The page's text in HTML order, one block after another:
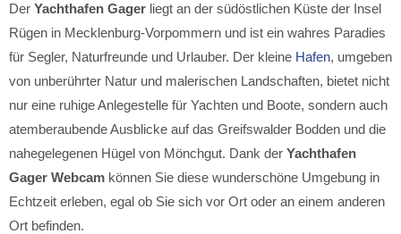
Der Yachthafen Gager liegt an der südöstlichen Küste der Insel
Rügen in Mecklenburg-Vorpommern und ist ein wahres Paradies
für Segler, Naturfreunde und Urlauber. Der kleine Hafen, umgeben
von unberührter Natur und malerischen Landschaften, bietet nicht
nur eine ruhige Anlegestelle für Yachten und Boote, sondern auch
atemberaubende Ausblicke auf das Greifswalder Bodden und die
nahegelegenen Hügel von Mönchgut. Dank der Yachthafen
Gager Webcam können Sie diese wunderschöne Umgebung in
Echtzeit erleben, egal ob Sie sich vor Ort oder an einem anderen
Ort befinden.